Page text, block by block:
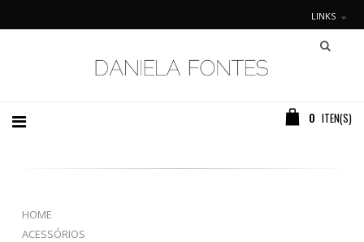
LINKS
0 ITEN(S)
HOME
ACESSÓRIOS